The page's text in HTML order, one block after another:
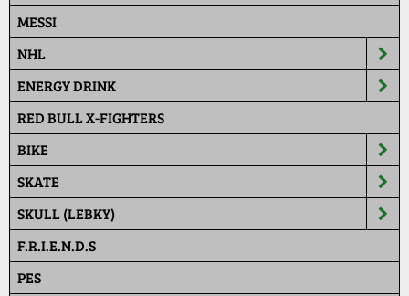
MESSI
NHL
ENERGY DRINK
RED BULL X-FIGHTERS
BIKE
SKATE
SKULL (LEBKY)
F.R.I.E.N.D.S
PES